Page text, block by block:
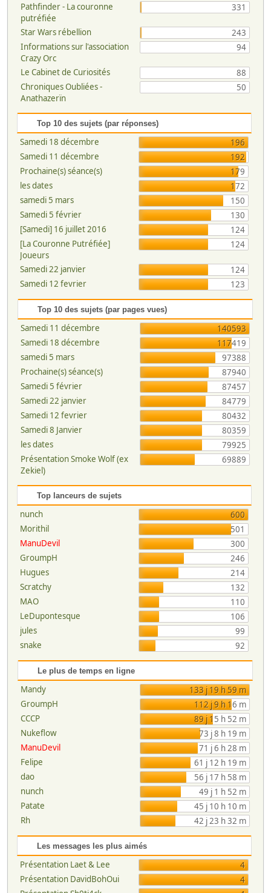
Pathfinder - La couronne
putréfiée
331
Star Wars rébellion
243
Informations sur l'association
Crazy Orc
94
Le Cabinet de Curiosités
88
Chroniques Oubliées -
Anathazerïn
50
Top 10 des sujets (par réponses)
Samedi 18 décembre
196
Samedi 11 décembre
192
Prochaine(s) séance(s)
179
les dates
172
samedi 5 mars
150
Samedi 5 février
130
[Samedi] 16 juillet 2016
124
[La Couronne Putréfiée]
Joueurs
124
Samedi 22 janvier
124
Samedi 12 fevrier
123
Top 10 des sujets (par pages vues)
Samedi 11 décembre
140593
Samedi 18 décembre
117419
samedi 5 mars
97388
Prochaine(s) séance(s)
87940
Samedi 5 février
87457
Samedi 22 janvier
84779
Samedi 12 fevrier
80432
Samedi 8 Janvier
80359
les dates
79925
Présentation Smoke Wolf (ex
Zekiel)
69889
Top lanceurs de sujets
nunch
600
Morithil
501
ManuDevil
300
GroumpH
246
Hugues
214
Scratchy
132
MAO
110
LeDupontesque
106
jules
99
snake
92
Le plus de temps en ligne
Mandy
133 j 19 h 59 m
GroumpH
112 j 9 h 16 m
CCCP
89 j 15 h 52 m
Nukeflow
73 j 8 h 19 m
ManuDevil
71 j 6 h 28 m
Felipe
61 j 12 h 19 m
dao
56 j 17 h 58 m
nunch
49 j 1 h 52 m
Patate
45 j 10 h 10 m
Rh
42 j 23 h 32 m
Les messages les plus aimés
Présentation Laet & Lee
4
Présentation DavidBohOui
4